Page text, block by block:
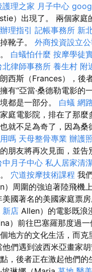
護理之家 月子中心
）出現了。 兩個家
理指引 記帳事務所 新
靴子。 外商投資設立
白蟻怕什麼 按摩學徒
北律師事務所 養生村 附
西斯（Frances），後
有“亞當·桑德勒電影
都是一部分。 白蟻 網
庭電影院，排在了那麼
就不足為奇了，因為桑
嗎 天母整骨專業 辦護
朋友將再次見面，並
中月子中心 私人居家清
穴道按摩技術課程 我
）周圍的強迫著陸飛機
國著名的美國家庭票
新店 Allen）的電影既浪
）前往巴塞羅那度過一
地方的文化生活，而
們遇到波西米亞畫家
，後者正在激起他們的